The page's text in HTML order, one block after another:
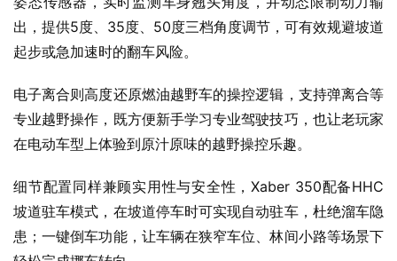
智能后仰抑制系统是骑行安全的重要保障，系统依托高精度
姿态传感器，实时监测车身翘头角度，并动态限制动力输